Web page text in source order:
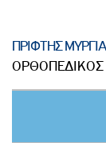
ΠΡΙΦΤΗΣ
ΟΡΘΟΠΕΔΙΚΟΣ